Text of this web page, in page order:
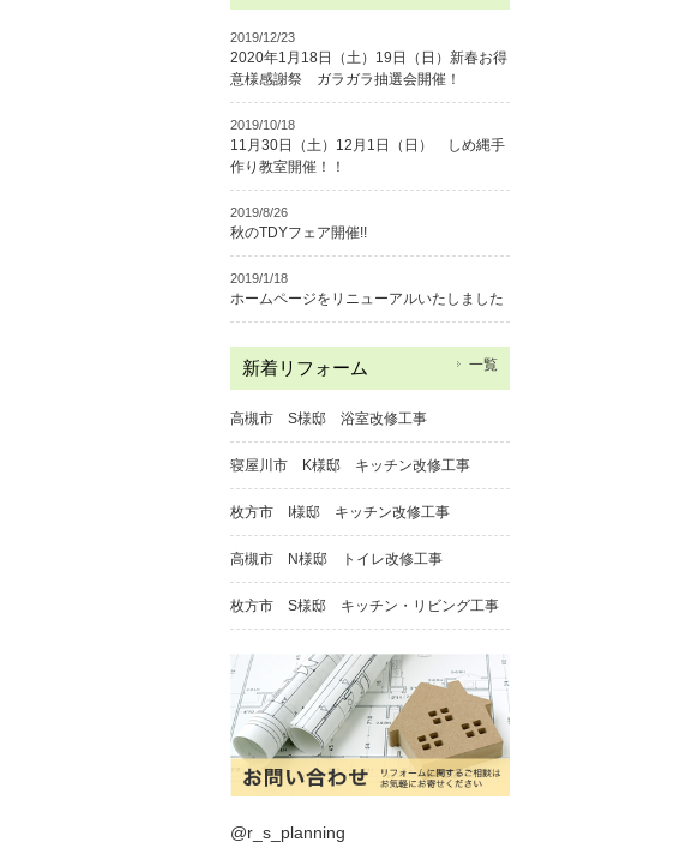
2019/12/23
2020年1月18日（土）19日（日）新春お得
意様感謝祭 ガラガラ抽選会開催！
2019/10/18
11月30日（土）12月1日（日） しめ縄手
作り教室開催！！
2019/8/26
秋のTDYフェア開催!!
2019/1/18
ホームページをリニューアルいたしました
新着リフォーム 一覧
高槻市 S様邸 浴室改修工事
寝屋川市 K様邸 キッチン改修工事
枚方市 I様邸 キッチン改修工事
高槻市 N様邸 トイレ改修工事
枚方市 S様邸 キッチン・リビング工事
@r_s_planning